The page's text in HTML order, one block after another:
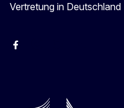
Vertretung in Deutschland
facebook